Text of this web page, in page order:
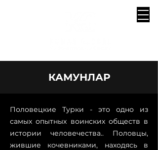
КАМУНЛАР
Половецкие Турки - это одно из
самых опытных воинских обществ в
истории человечества.. Половцы,
жившие кочевниками, находясь в